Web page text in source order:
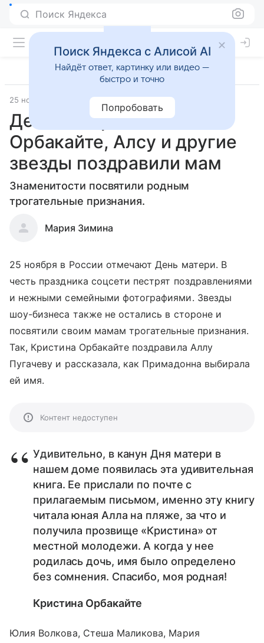
Поиск Яндекса
25 ноября 2018
День матери 2018: как
Орбакайте, Алсу и другие
звезды поздравили мам
Знаменитости посвятили родным
трогательные признания.
Мария Зимина
25 ноября в России отмечают День матери. В
честь праздника соцсети пестрят поздравлениями
и нежными семейными фотографиями. Звезды
шоу-бизнеса также не остались в стороне и
посвятили своим мамам трогательные признания.
Так, Кристина Орбакайте поздравила Аллу
Пугачеву и рассказала, как Примадонна выбирала
ей имя.
Контент недоступен
Удивительно, в канун Дня матери в
нашем доме появилась эта удивительная
книга. Ее прислали по почте с
прилагаемым письмом, именно эту книгу
читала юная Алла на пляже, за что и
получила прозвище «Кристина» от
местной молодежи. А когда у нее
родилась дочь, имя было определено
без сомнения. Спасибо, моя родная!
Кристина Орбакайте
Юлия Волкова, Стеша Маликова, Мария
Поиск Яндекса с Алисой AI
Найдёт ответ, картинку или видео —
быстро и точно
Попробовать